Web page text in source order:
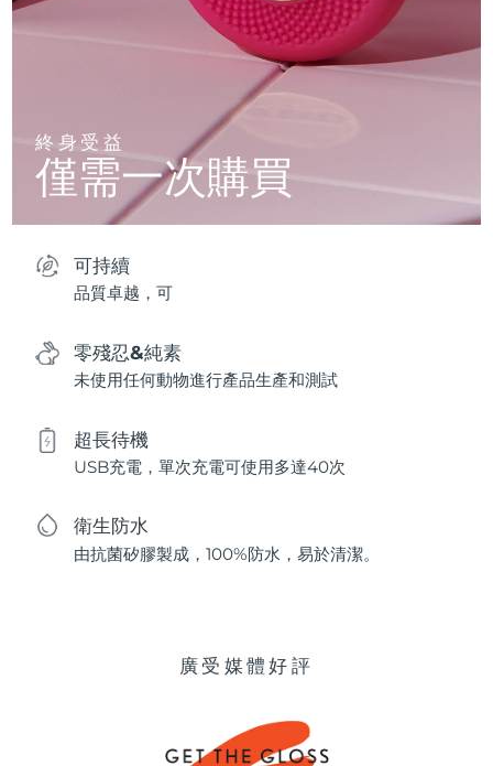
終身受益
僅需一次購買
可持續
品質卓越，可
零殘忍&純素
未使用任何動物進行產品生產和測試
超長待機
USB充電，單次充電可使用多達40次
衛生防水
由抗菌矽膠製成，100%防水，易於清潔。
廣受媒體好評